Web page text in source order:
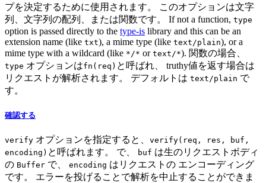
プを決定するために使用されます。 このオプションは文字
列、文字列の配列、または関数です。 If not a function, type
option is passed directly to the type-is library and this can be an
extension name (like txt), a mime type (like text/plain), or a
mime type with a wildcard (like */* or text/*). 関数の場合、
type オプションはfn(req) と呼ばれ、 truthy値を返す場合は
リクエストが解析されます。 デフォルトは text/plain で
す。
確認する
verify オプションを指定すると、 verify(req, res, buf,
encoding) と呼ばれます。 で、 buf は生のリクエストボディ
の Buffer で、 encoding はリクエストの エンコーディング
です。 エラーを投げることで解析を中止することができま